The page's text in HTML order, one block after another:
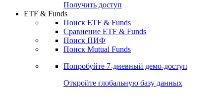
Получить доступ
ETF & Funds
Поиск ETF & Funds
Сравнение ETF & Funds
Поиск ПИФ
Поиск Mutual Funds
Попробуйте 7-дневный демо-доступ
Откройте глобальную базу данных